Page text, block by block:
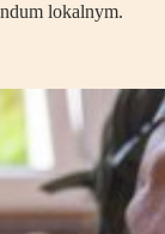
lokalnym.